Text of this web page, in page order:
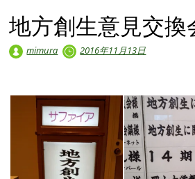
地方創生意見交換
mimura 2016年11月13日